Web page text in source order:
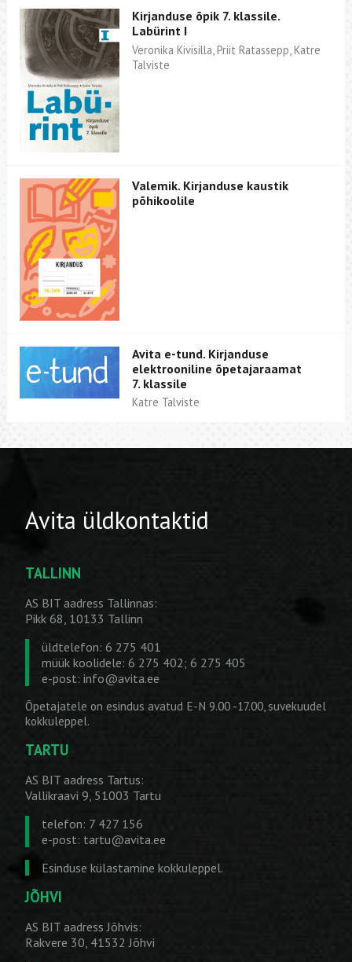
Kirjanduse õpik 7. klassile.
Labürint I
Veronika Kivisilla, Priit Ratassepp, Katre
Talviste
Valemik. Kirjanduse kaustik
põhikoolile
Avita e-tund. Kirjanduse
elektrooniline õpetajaraamat
7. klassile
Katre Talviste
Avita üldkontaktid
TALLINN
AS BIT aadress Tallinnas:
Pikk 68, 10133 Tallinn
üldtelefon: 6 275 401
müük koolidele: 6 275 402; 6 275 405
e-post: info@avita.ee
Õpetajatele on esindus avatud E-N 9.00 -17.00, suvekuudel
kokkuleppel.
TARTU
AS BIT aadress Tartus:
Vallikraavi 9, 51003 Tartu
telefon: 7 427 156
e-post: tartu@avita.ee
Esinduse külastamine kokkuleppel.
JÕHVI
AS BIT aadress Jõhvis:
Rakvere 30, 41532 Jõhvi